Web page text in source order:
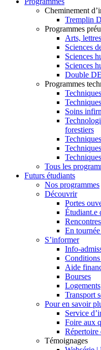
Cheminement
Tremplin
Programmes
Arts,
Sciences
Sciences
Sciences
Double
Programmes
Soins
forestiers
Tous les
Futurs étudiants
Nos programmes
Découvrir
Portes
Étudiant.e
En
S’informer
Info-
Conditions
Aide
Bourses
Logements
Transport
Pour en savoir
Service
Foire aux
Répertoire
Témoignages